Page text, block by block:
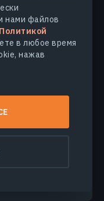
нами файлов
Политикой
в любое время
нажав
в почве и
делает его одним
от этого